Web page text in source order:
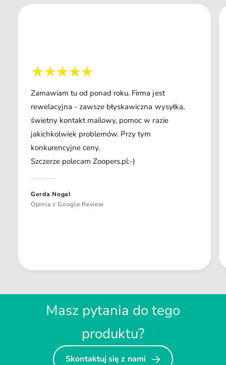
Zamawiam tu od ponad roku. Firma jest
rewelacyjna - zawsze błyskawiczna wysyłka,
świetny kontakt mailowy, pomoc w razie
jakichkolwiek problemów. Przy tym
konkurencyjne ceny.
Szczerze polecam Zoopers.pl:-)
Gerda Nogal
Opinia z Google Review
Masz pytania do tego
produktu?
Skontaktuj się z nami